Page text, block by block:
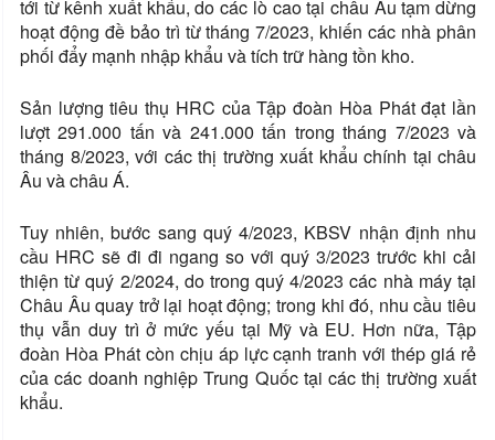
tới từ kênh xuất khẩu, do các lò cao tại châu Âu tạm dừng
hoạt động đề bảo trì từ tháng 7/2023, khiến các nhà phân
phối đẩy mạnh nhập khẩu và tích trữ hàng tồn kho.
Sản lượng tiêu thụ HRC của Tập đoàn Hòa Phát đạt lần
lượt 291.000 tấn và 241.000 tấn trong tháng 7/2023 và
tháng 8/2023, với các thị trường xuất khẩu chính tại châu
Âu và châu Á.
Tuy nhiên, bước sang quý 4/2023, KBSV nhận định nhu
cầu HRC sẽ đi đi ngang so với quý 3/2023 trước khi cải
thiện từ quý 2/2024, do trong quý 4/2023 các nhà máy tại
Châu Âu quay trở lại hoạt động; trong khi đó, nhu cầu tiêu
thụ vẫn duy trì ở mức yếu tại Mỹ và EU. Hơn nữa, Tập
đoàn Hòa Phát còn chịu áp lực cạnh tranh với thép giá rẻ
của các doanh nghiệp Trung Quốc tại các thị trường xuất
khẩu.